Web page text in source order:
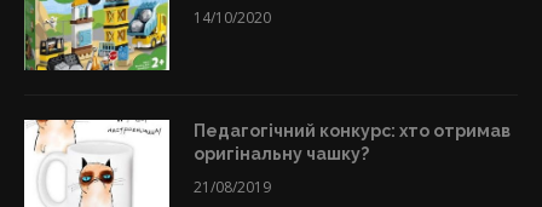
14/10/2020
Педагогічний конкурс: хто отримав
оригінальну чашку?
21/08/2019